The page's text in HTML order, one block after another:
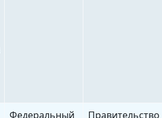
Федеральный
Правительство